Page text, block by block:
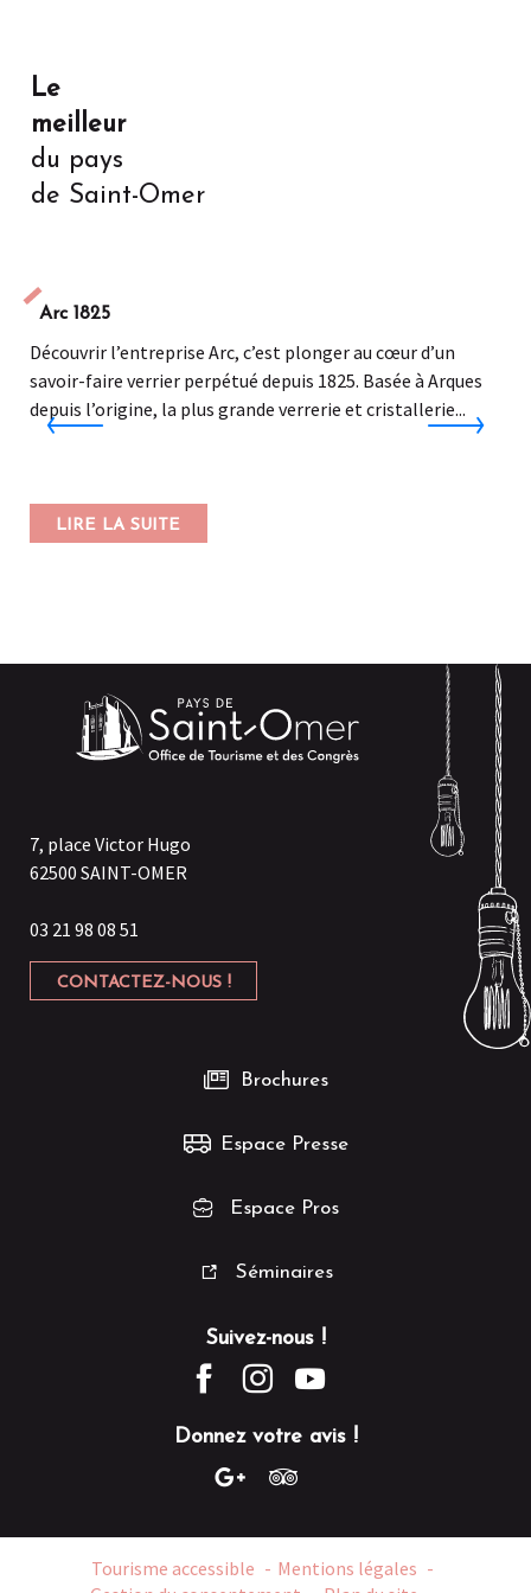
Le
meilleur
du pays
de Saint-Omer
Arc 1825
Découvrir l’entreprise Arc, c’est plonger au cœur d’un
savoir-faire verrier perpétué depuis 1825. Basée à Arques
depuis l’origine, la plus grande verrerie et cristallerie...
LIRE LA SUITE
7, place Victor Hugo
62500 SAINT-OMER
03 21 98 08 51
CONTACTEZ-NOUS !
Suivez-nous !
Donnez votre avis !
Brochures
Espace Presse
Espace Pros
Séminaires
Tourisme accessible
Mentions légales